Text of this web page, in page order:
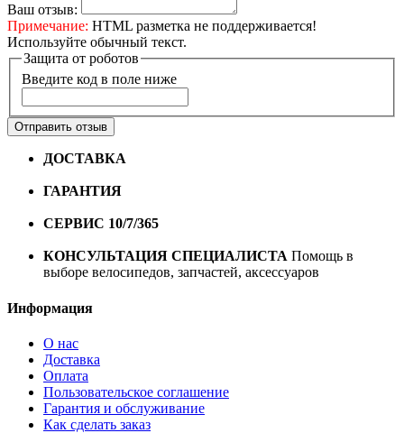
Ваш отзыв:
Примечание: HTML разметка не поддерживается!
Используйте обычный текст.
Защита от роботов
Введите код в поле ниже
Отправить отзыв
ДОСТАВКА
ГАРАНТИЯ
СЕРВИС 10/7/365
КОНСУЛЬТАЦИЯ СПЕЦИАЛИСТА Помощь в
выборе велосипедов, запчастей, аксессуаров
Информация
О нас
Доставка
Оплата
Пользовательское соглашение
Гарантия и обслуживание
Как сделать заказ